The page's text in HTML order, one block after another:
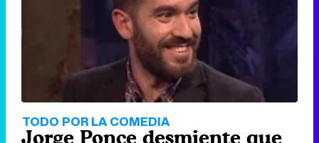
TODO POR LA COMEDIA
Jorge Ponce desmiente que